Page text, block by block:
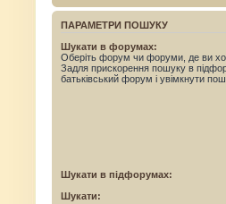
ПАРАМЕТРИ ПОШУКУ
Шукати в форумах:
Оберіть форум чи форуми, де ви
Задля прискорення пошуку в
батьківський форум і увімкнути
Шукати в підфорумах:
Шукати: